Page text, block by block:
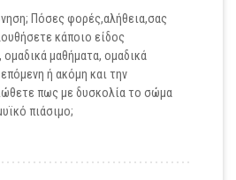
Πόσες φορές,αλήθεια,σας
κάποιο είδος
μαθήματα, ομαδικά
ή ακόμη και την
πως με δυσκολία το σώμα
πιάσιμο;